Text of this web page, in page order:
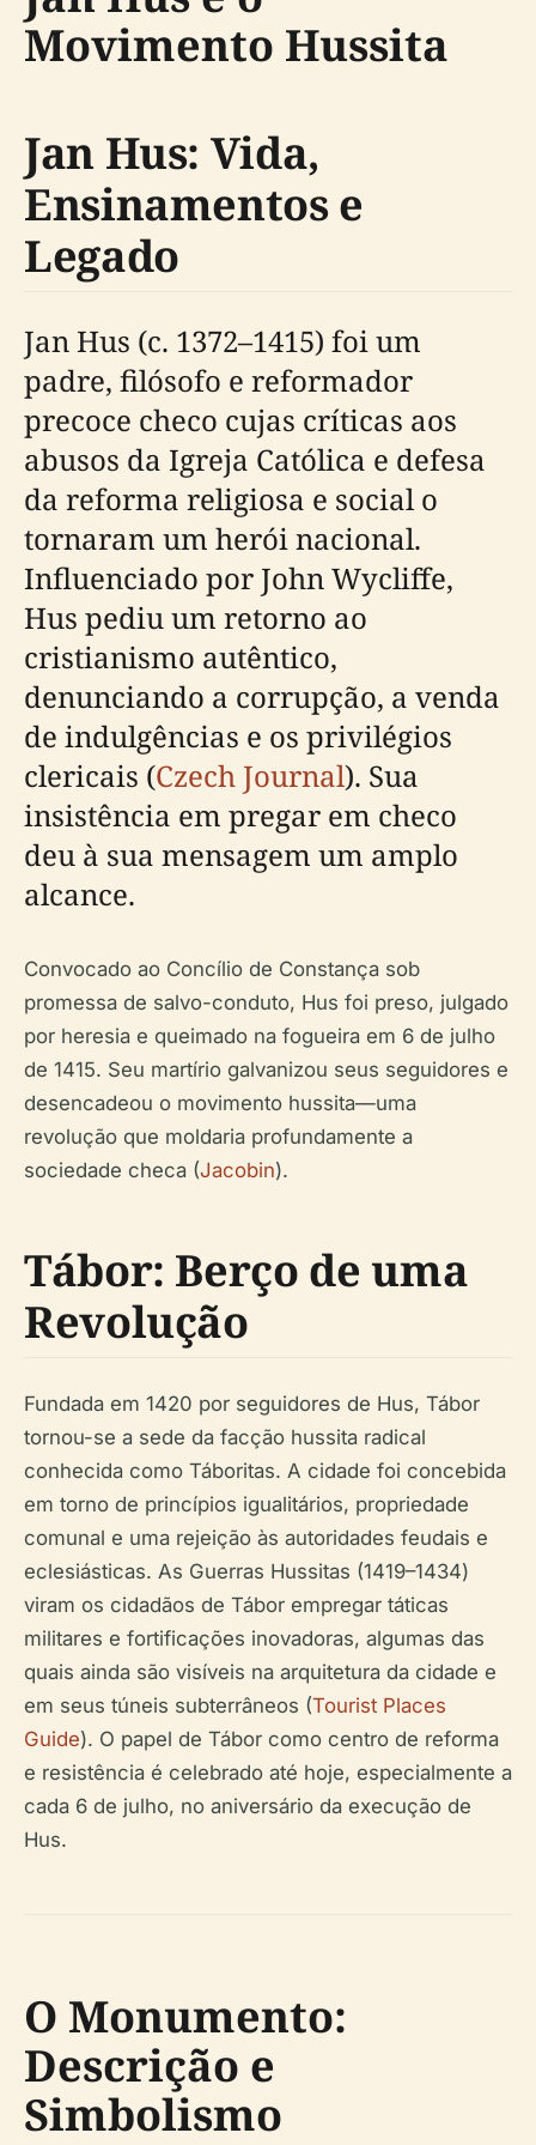
Movimento Hussita
Jan Hus: Vida,
Ensinamentos e
Legado
Jan Hus (c. 1372–1415) foi um
padre, filósofo e reformador
precoce checo cujas críticas aos
abusos da Igreja Católica e defesa
da reforma religiosa e social o
tornaram um herói nacional.
Influenciado por John Wycliffe,
Hus pediu um retorno ao
cristianismo autêntico,
denunciando a corrupção, a venda
de indulgências e os privilégios
clericais (Czech Journal). Sua
insistência em pregar em checo
deu à sua mensagem um amplo
alcance.
Convocado ao Concílio de Constança sob
promessa de salvo-conduto, Hus foi preso, julgado
por heresia e queimado na fogueira em 6 de julho
de 1415. Seu martírio galvanizou seus seguidores e
desencadeou o movimento hussita—uma
revolução que moldaria profundamente a
sociedade checa (Jacobin).
Tábor: Berço de uma
Revolução
Fundada em 1420 por seguidores de Hus, Tábor
tornou-se a sede da facção hussita radical
conhecida como Táboritas. A cidade foi concebida
em torno de princípios igualitários, propriedade
comunal e uma rejeição às autoridades feudais e
eclesiásticas. As Guerras Hussitas (1419–1434)
viram os cidadãos de Tábor empregar táticas
militares e fortificações inovadoras, algumas das
quais ainda são visíveis na arquitetura da cidade e
em seus túneis subterrâneos (Tourist Places
Guide). O papel de Tábor como centro de reforma
e resistência é celebrado até hoje, especialmente a
cada 6 de julho, no aniversário da execução de
Hus.
O Monumento:
Descrição e
Simbolismo